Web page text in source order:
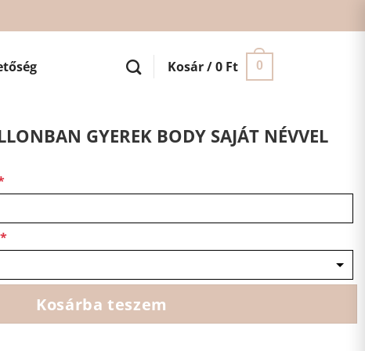
Kosár /0 Ft 0
GYEREK BODY SAJÁT NÉVVEL
*
Kosárba teszem